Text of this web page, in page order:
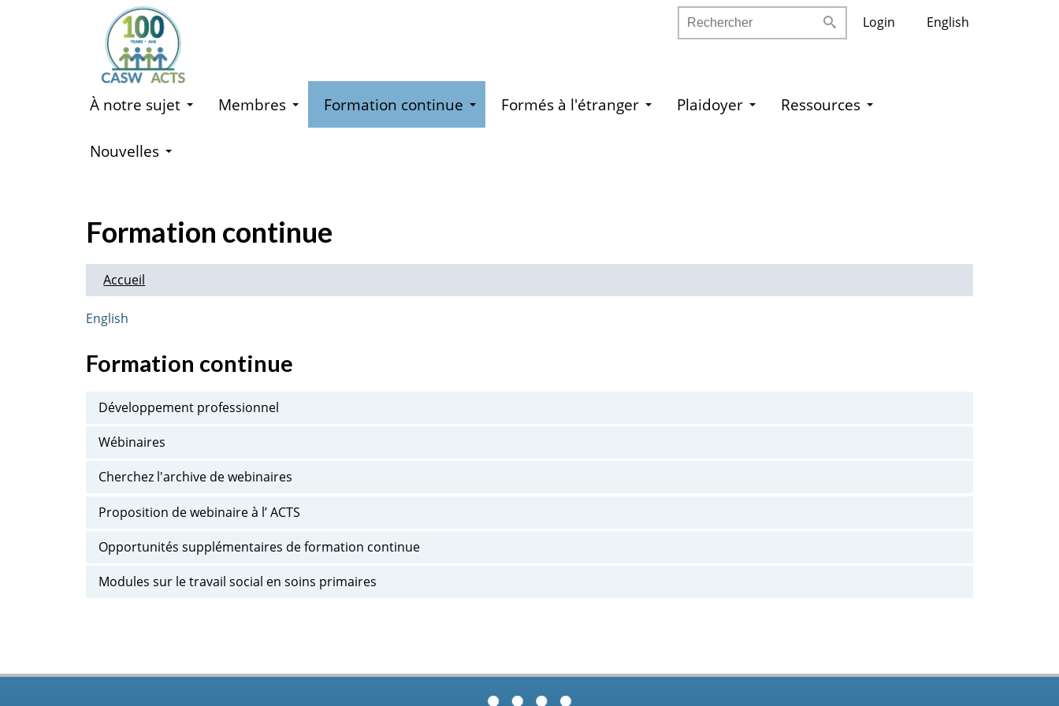
English
Login
Rechercher
À notre sujet Membres Formation continue Formés à l'étranger Plaidoyer Ressources
Nouvelles
Formation continue
Accueil
English
Formation continue
Développement professionnel
Wébinaires
Cherchez l'archive de webinaires
Proposition de webinaire à l’ ACTS
Opportunités supplémentaires de formation continue
Modules sur le travail social en soins primaires